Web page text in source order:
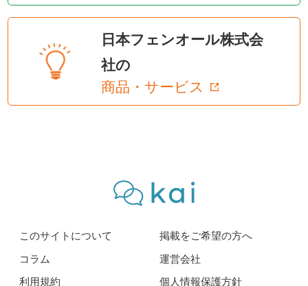
日本フェンオール株式会
社の
商品・サービス
このサイトについて
掲載をご希望の方へ
コラム
運営会社
利用規約
個人情報保護方針